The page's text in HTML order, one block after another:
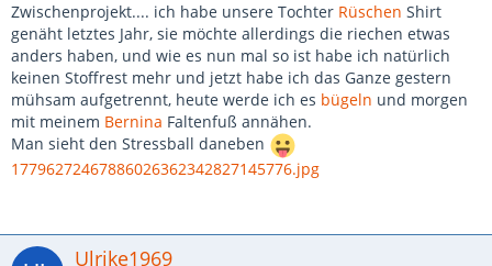
Zwischenprojekt.... ich habe unsere Tochter Rüschen Shirt
genäht letztes Jahr, sie möchte allerdings die riechen etwas
anders haben, und wie es nun mal so ist habe ich natürlich
keinen Stoffrest mehr und jetzt habe ich das Ganze gestern
mühsam aufgetrennt, heute werde ich es bügeln und morgen
mit meinem Bernina Faltenfuß annähen.
Man sieht den Stressball daneben
17796272467886026362342827145776.jpg
Ulrike1969